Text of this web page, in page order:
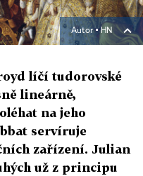
Autor ▪HN
líčí tudorovské
lineárně,
na jeho
servíruje
zařízení. Julian
už z principu